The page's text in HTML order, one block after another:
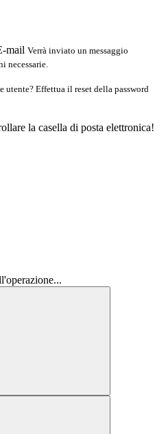
mail Verrà inviato un messaggio
necessarie.
utente? Effettua il reset della password
la casella di posta elettronica!